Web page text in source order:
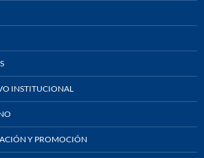
INSTITUCIONAL
Y PROMOCIÓN